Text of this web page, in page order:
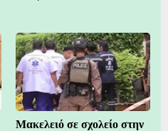
Μακελειό σε σχολείο στην